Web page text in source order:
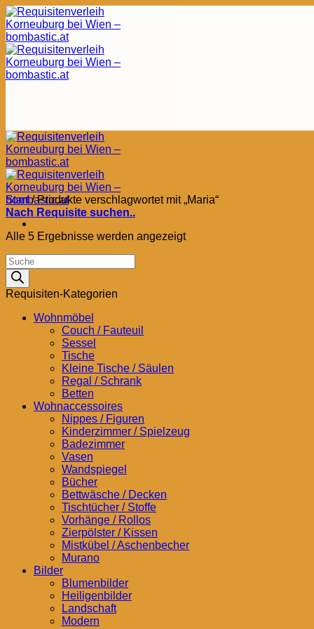
Zum
Inhalt
springen
Start /Produkte verschlagwortet mit „Maria“
Nach Requisite suchen..
Alle 5 Ergebnisse werden angezeigtNach
Products
search
Requisiten-Kategorien
Wohnmöbel
Couch / Fauteuil
Sessel
Tische
Kleine Tische / Säulen
Regal / Schrank
Betten
Wohnaccessoires
Nippes / Figuren
Kinderzimmer / Spielzeug
Badezimmer
Vasen
Wandspiegel
Bücher
Bettwäsche / Decken
Tischtücher / Stoffe
Vorhänge / Rollos
Zierpölster / Kissen
Mistkübel / Aschenbecher
Murano
Bilder
Blumenbilder
Heiligenbilder
Landschaft
Modern